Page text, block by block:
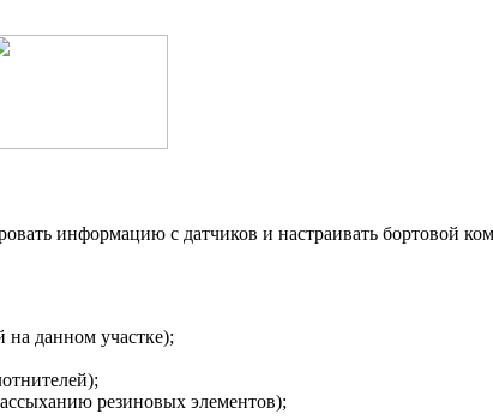
информацию с датчиков и настраивать бортовой
на данном участке);
резиновых элементов);